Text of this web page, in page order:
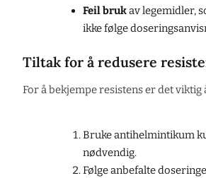
Feil brukav legemidler,
ikke følge
Tiltak for å redusere
For å bekjempe resistens er det viktig
Bruke antihelmintikum
nødvendig.
Følge anbefalte